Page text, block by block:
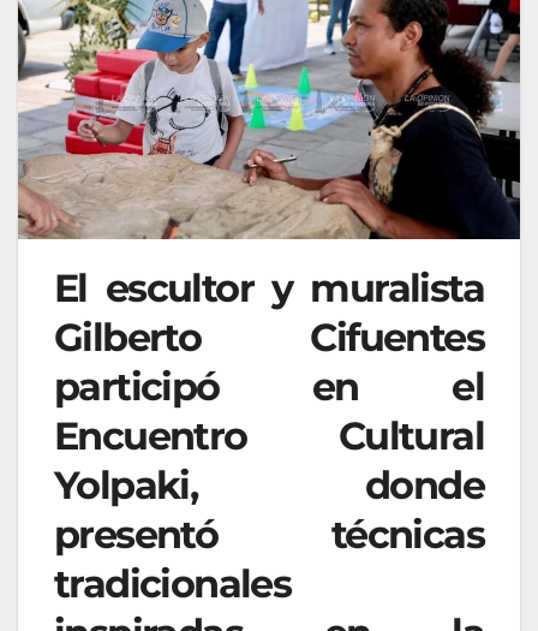
El escultor y muralista
Gilberto Cifuentes
participó en el
Encuentro Cultural
Yolpaki, donde
presentó técnicas
tradicionales